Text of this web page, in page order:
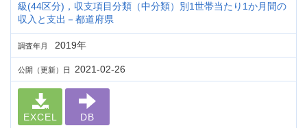
級(44区分)，収支項目分類（中分類）別1世帯当たり1か月間の
収入と支出－都道府県
調査年月 2019年
公開（更新）日 2021-02-26
EXCEL DB